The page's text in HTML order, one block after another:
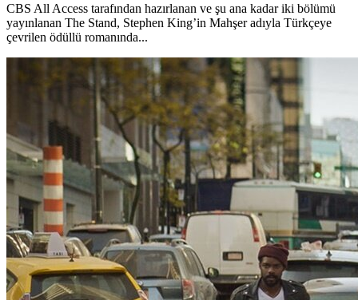
CBS All Access tarafından hazırlanan ve şu ana kadar iki bölümü
yayınlanan The Stand, Stephen King’in Mahşer adıyla Türkçeye
çevrilen ödüllü romanında...